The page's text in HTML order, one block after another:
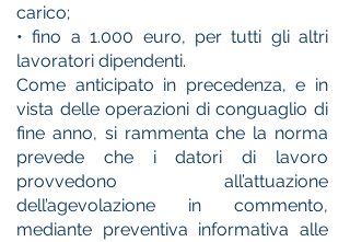
carico;
• fino a 1.000 euro, per tutti gli altri
lavoratori dipendenti.
Come anticipato in precedenza, e in
vista delle operazioni di conguaglio di
fine anno, si rammenta che la norma
prevede che i datori di lavoro
provvedono all’attuazione
dell’agevolazione in commento,
mediante preventiva informativa alle